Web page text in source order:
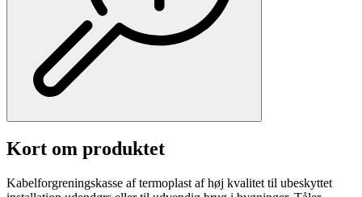
Kort om produktet
Kabelforgreningskasse af termoplast af høj kvalitet til ubeskyttet